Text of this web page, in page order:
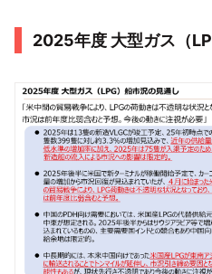
2025年度 大型ガス（